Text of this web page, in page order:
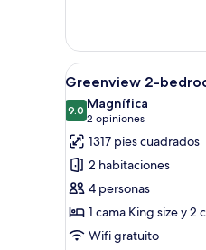
lujo,
habitaciones,
al
océano
Abrir
todas
las
fotos
de
Greenview
2-
bedroom
apartment
24
Greenview 2-
9.09.0 de 10
Magnífica
2 opiniones
(2
opiniones)
1317 pies cuadrados
2 habitaciones
4 personas
1 cama King size y 2
Wifi gratuito